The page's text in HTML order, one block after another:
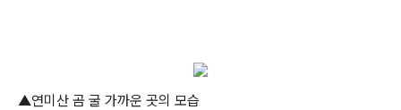
▲연미산 곰 굴 가까운 곳의 모습